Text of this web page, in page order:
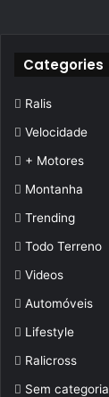
Categories
Ralis
Velocidade
+ Motores
Montanha
Trending
Todo Terreno
Videos
Automóveis
Lifestyle
Ralicross
Sem categoria